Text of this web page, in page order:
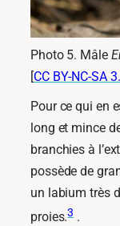
Photo 5. Mâle
[CC BY-NC-SA
Pour ce qui en
long et mince
branchies à
possède de
un labium très
proies.3.